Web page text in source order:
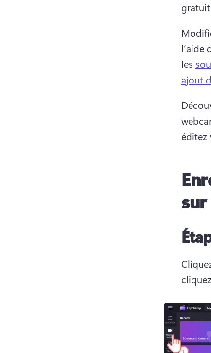
l’aide
les
ajout
éditez